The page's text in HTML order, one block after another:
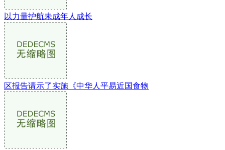
以力量护航未成年人成长
区报告请示了实施《中华人平易近国食物